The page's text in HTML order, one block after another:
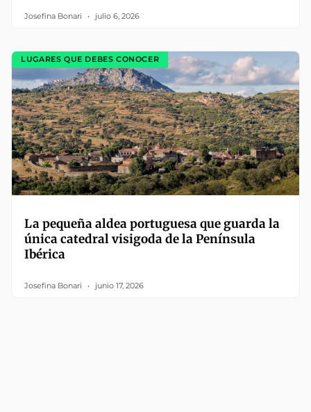
Josefina Bonari julio 6, 2026
LUGARES QUE DEBES CONOCER
La pequeña aldea portuguesa que guarda la
única catedral visigoda de la Península
Ibérica
Josefina Bonari junio 17, 2026